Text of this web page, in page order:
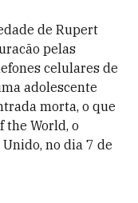
de Rupert
pelas
celulares de
adolescente
morta, o que
the World, o
no dia 7 de